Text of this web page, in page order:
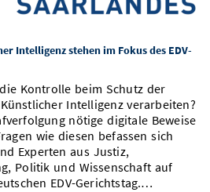
Intelligenz stehen im Fokus des EDV-
Kontrolle beim Schutz der
Intelligenz verarbeiten?
nötige digitale Beweise
wie diesen befassen sich
Experten aus Justiz,
Politik und Wissenschaft auf
EDV-Gerichtstag.…